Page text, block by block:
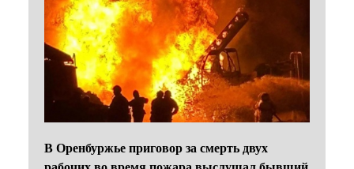
В Оренбуржье приговор за смерть двух